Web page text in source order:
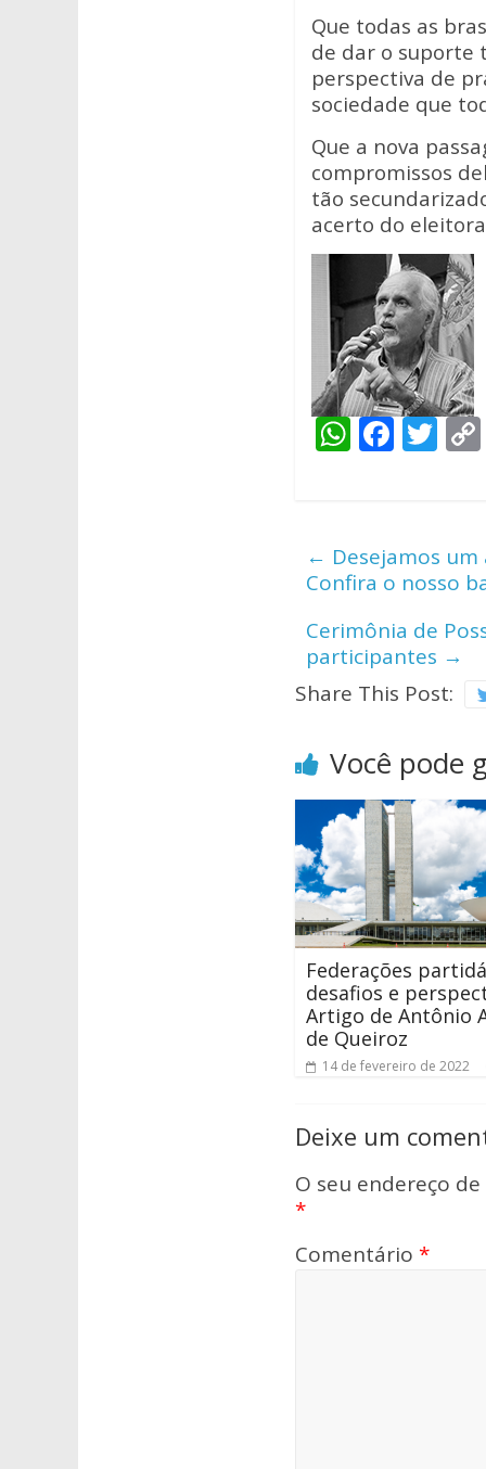
Que todas as
de dar o suporte
perspectiva de
sociedade que
Que a nova
compromissos
tão
acerto do
W
A
p
F
o
k
T
← Desejamos
Confira o nosso
Cerimônia de
participantes →
Share This Post:
Você pode
Federações
desafios e
Artigo de Antônio
de Queiroz
14 de fevereiro de 2022
Deixe um
O seu endereço
*
Comentário *